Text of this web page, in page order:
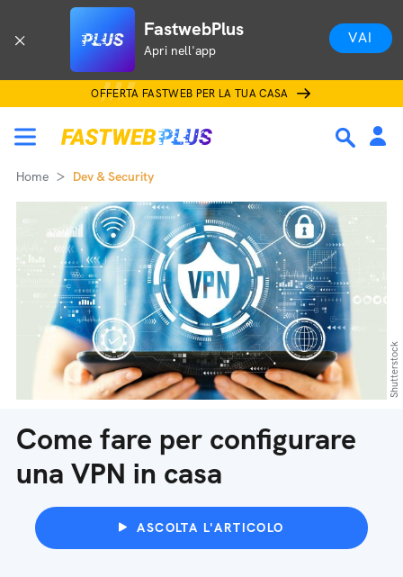
FastwebPlus
Apri nell'app
VAI
OFFERTA FASTWEB PER LA TUA CASA
Home Dev & Security
Come fare per configurare
una VPN in casa
ASCOLTA L'ARTICOLO
Shutterstock